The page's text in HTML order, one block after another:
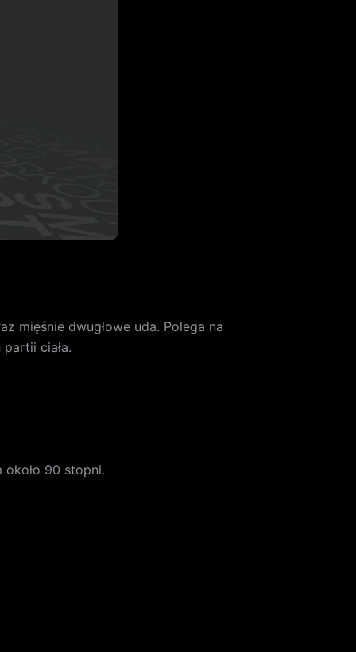
mięśnie dwugłowe uda. Polega na
ciała.
90 stopni.